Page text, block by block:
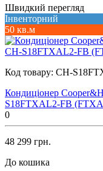
Швидкий перегляд
Інвенторний
50 кв.м
Код товару: CH-
Кондиціонер
S18FTXAL2-FB
0
48 299 грн.
До кошика